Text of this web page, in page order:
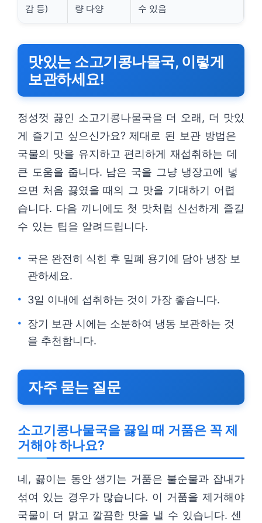
감 등)
량 다양
수 있음
맛있는 소고기콩나물국, 이렇게
보관하세요!
정성껏 끓인 소고기콩나물국을 더 오래, 더 맛있
게 즐기고 싶으신가요? 제대로 된 보관 방법은
국물의 맛을 유지하고 편리하게 재섭취하는 데
큰 도움을 줍니다. 남은 국을 그냥 냉장고에 넣
으면 처음 끓였을 때의 그 맛을 기대하기 어렵
습니다. 다음 끼니에도 첫 맛처럼 신선하게 즐길
수 있는 팁을 알려드립니다.
국은 완전히 식힌 후 밀폐 용기에 담아 냉장 보
관하세요.
3일 이내에 섭취하는 것이 가장 좋습니다.
장기 보관 시에는 소분하여 냉동 보관하는 것
을 추천합니다.
자주 묻는 질문
소고기콩나물국을 끓일 때 거품은 꼭 제
거해야 하나요?
네, 끓이는 동안 생기는 거품은 불순물과 잡내가
섞여 있는 경우가 많습니다. 이 거품을 제거해야
국물이 더 맑고 깔끔한 맛을 낼 수 있습니다. 센